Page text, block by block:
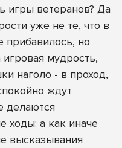
игры ветеранов? Да
уже не те, что в
прибавилось, но
мудрость,
наголо - в проход,
ждут
делаются
ходы: а как иначе
высказывания